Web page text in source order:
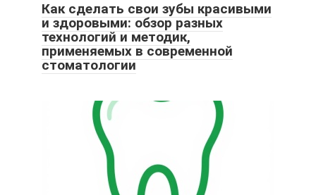
Как сделать свои зубы красивыми
и здоровыми: обзор разных
технологий и методик,
применяемых в современной
стоматологии